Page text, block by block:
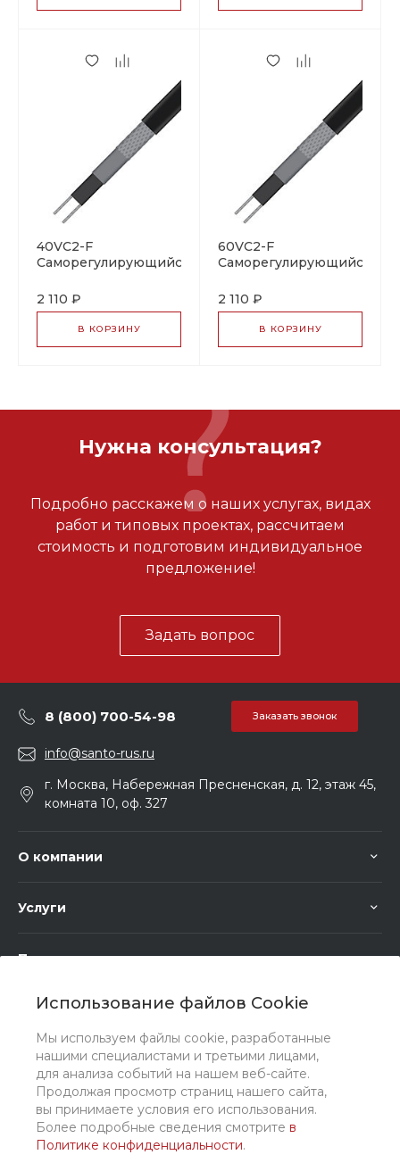
Использование файлов Cookie
Мы используем файлы cookie, разработанные
нашими специалистами и третьими лицами,
для анализа событий на нашем веб-сайте.
Продолжая просмотр страниц нашего сайта,
вы принимаете условия его использования.
Более подробные сведения смотрите в
Политике конфиденциальности.
40VC2-F
Саморегулирующийся
кабель
2 110 ₽
В КОРЗИНУ
60VC2-F
Саморегулирующийся
кабель
2 110 ₽
В КОРЗИНУ
Нужна консультация?
Подробно расскажем о наших услугах, видах
работ и типовых проектах, рассчитаем
стоимость и подготовим индивидуальное
предложение!
Задать вопрос
8 (800) 700-54-98 Заказать звонок
info@santo-rus.ru
г. Москва, Набережная Пресненская, д. 12, этаж 45,
комната 10, оф. 327
О компании
Услуги
Помощь
Мы в соц. сетях